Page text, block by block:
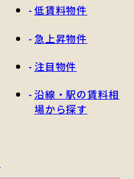
低賃料物件
急上昇物件
注目物件
沿線・駅の賃料相
場から探す